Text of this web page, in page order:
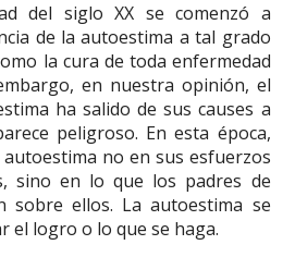
del siglo XX se comenzó a
de la autoestima a tal grado
la cura de toda enfermedad
en nuestra opinión, el
ha salido de sus causes a
peligroso. En esta época,
no en sus esfuerzos
sino en lo que los padres de
sobre ellos. La autoestima se
el logro o lo que se haga.